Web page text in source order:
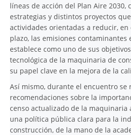
líneas de acción del Plan Aire 2030,
estrategias y distintos proyectos
actividades orientadas a reducir,
plazo, las emisiones contaminantes
establece como uno de sus
tecnológica de la maquinaria de
su papel clave en la mejora de la
Así mismo, durante el encuentro se
recomendaciones sobre la
censo actualizado de la maquinaria
una política pública clara para la
construcción, de la mano de la